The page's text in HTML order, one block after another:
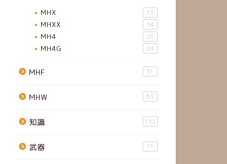
MHX 13
MHXX 34
MH4 28
MH4G 24
MHF 31
MHW 63
知識 152
武器 71